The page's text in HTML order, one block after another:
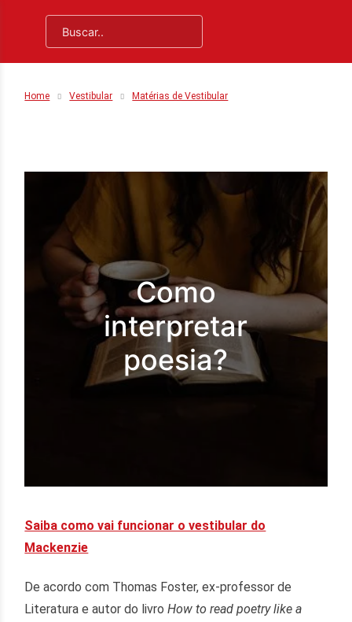
Home Vestibular Matérias de Vestibular
Como
interpretar
poesia?
Saiba como vai funcionar o vestibular do
Mackenzie
De acordo com Thomas Foster, ex-professor de
Literatura e autor do livroHow to read poetry like a